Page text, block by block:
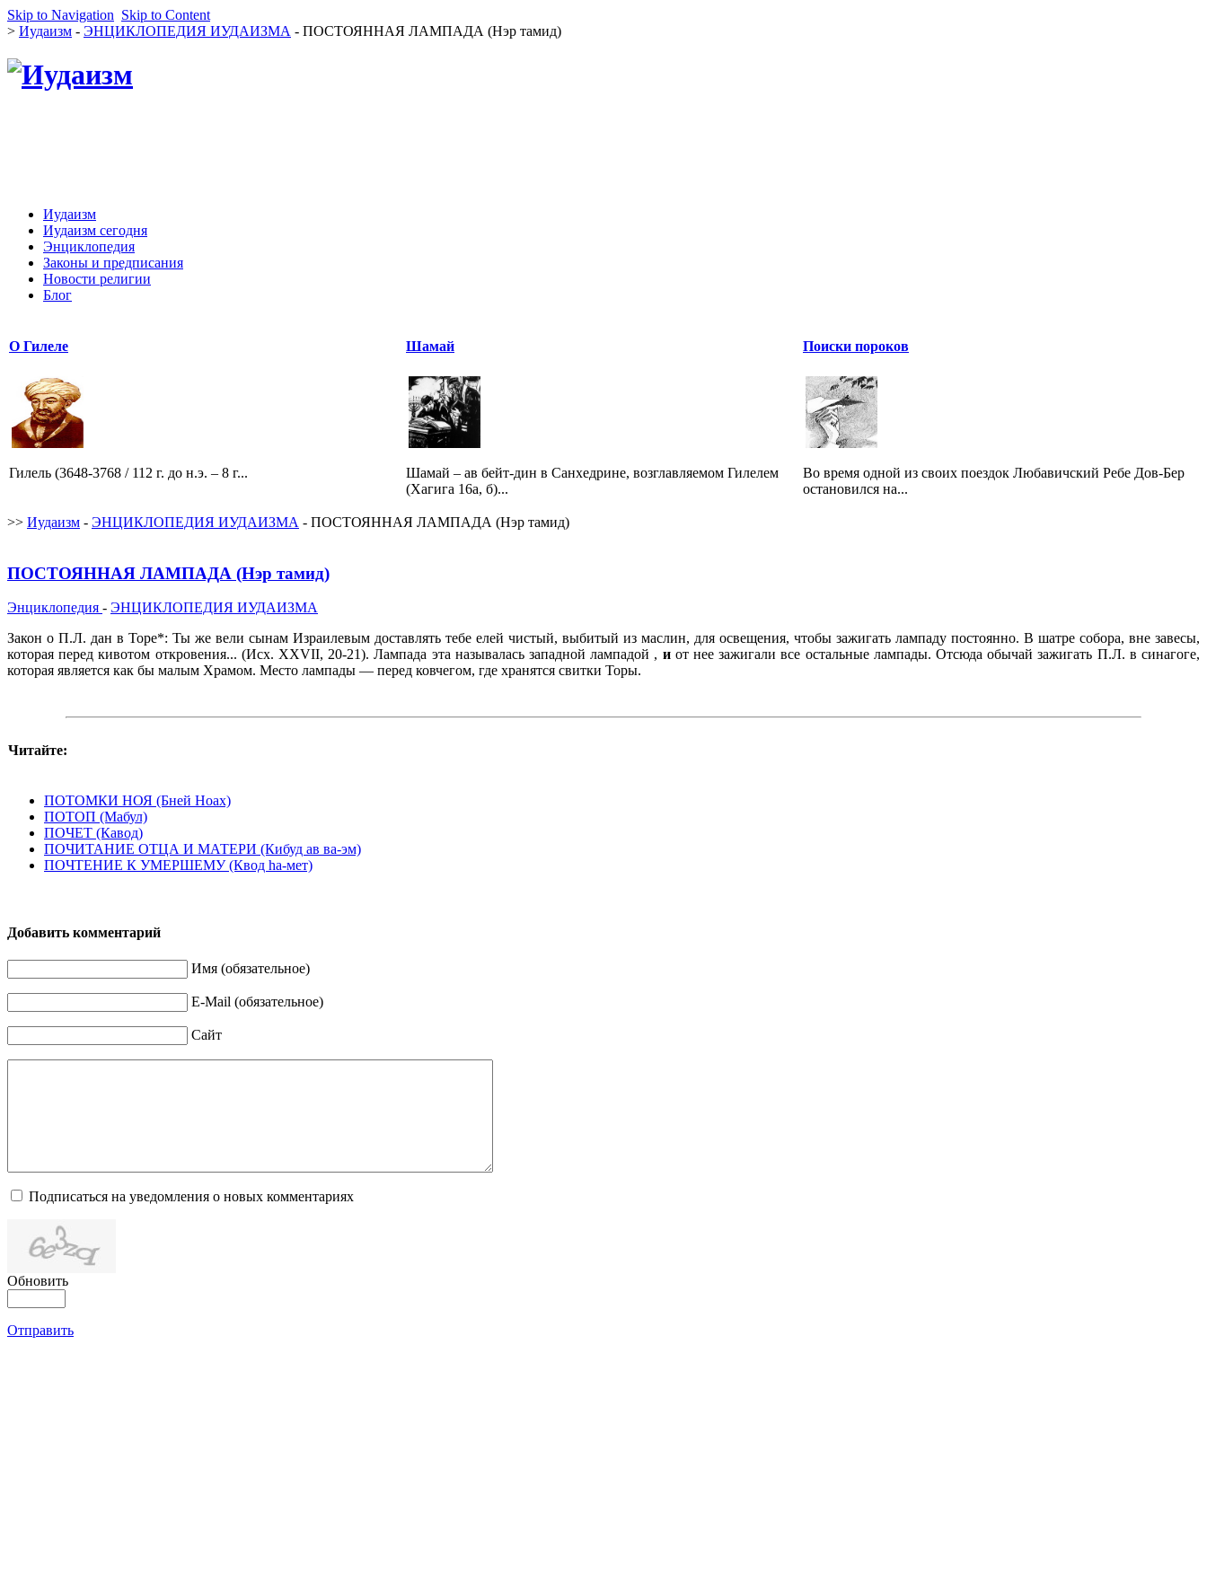
Skip to Navigation Skip to Content
> Иудаизм - ЭНЦИКЛОПЕДИЯ ИУДАИЗМА - ПОСТОЯННАЯ ЛАМПАДА (Нэр тамид)
Иудаизм
Иудаизм сегодня
Энциклопедия
Законы и предписания
Новости религии
Блог
О Гилеле
Гилель (3648-3768 / 112 г. до н.э. – 8 г...
Шамай
Шамай – ав бейт-дин в Санхедрине, возглавляемом Гилелем
(Хагига 16а, б)...
Поиски пороков
Во время одной из своих поездок Любавичский Ребе Дов-Бер
остановился на...
>> Иудаизм - ЭНЦИКЛОПЕДИЯ ИУДАИЗМА - ПОСТОЯННАЯ ЛАМПАДА (Нэр тамид)
ПОСТОЯННАЯ ЛАМПАДА (Нэр тамид)
Энциклопедия - ЭНЦИКЛОПЕДИЯ ИУДАИЗМА
Закон о П.Л. дан в Торе*: Ты же вели сынам Израилевым доставлять тебе елей чистый, выбитый из маслин, для освещения, чтобы зажигать лампаду постоянно. В шатре собора, вне завесы,
которая перед кивотом откровения... (Исх. XXVII, 20-21). Лампада эта называлась западной лампадой , и от нее зажигали все остальные лампады. Отсюда обычай зажигать П.Л. в синагоге,
которая является как бы малым Храмом. Место лампады — перед ковчегом, где хранятся свитки Торы.
Читайте:
ПОТОМКИ НОЯ (Бней Hoax)
ПОТОП (Мабул)
ПОЧЕТ (Кавод)
ПОЧИТАНИЕ ОТЦА И МАТЕРИ (Кибуд ав ва-эм)
ПОЧТЕНИЕ К УМЕРШЕМУ (Квод hа-мет)
Добавить комментарий
Имя (обязательное)
E-Mail (обязательное)
Сайт
Подписаться на уведомления о новых комментариях
Обновить
Отправить